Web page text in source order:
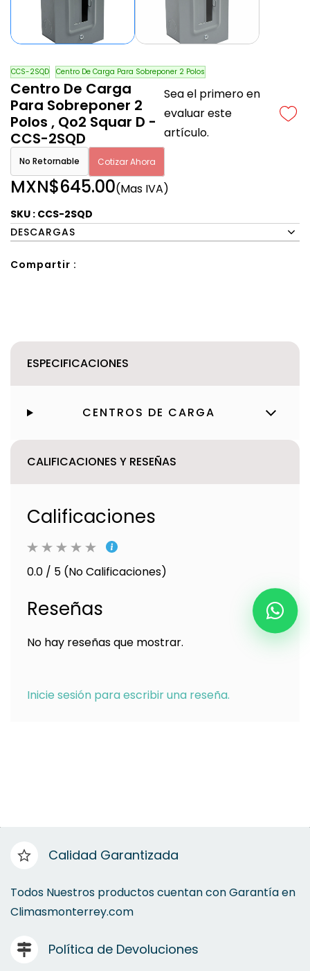
CCS-2SQD Centro De Carga Para Sobreponer 2 Polos
Centro De Carga
Para Sobreponer 2
Polos , Qo2 Squar D -
CCS-2SQD
Sea el primero en
evaluar este
artículo.
No Retornable Cotizar Ahora
MXN$645.00(Mas IVA)
SKU : CCS-2SQD
DESCARGAS
Compartir :
ESPECIFICACIONES
CENTROS DE CARGA
CALIFICACIONES Y RESEÑAS
Calificaciones
0.0 / 5 (No Calificaciones)
Reseñas
No hay reseñas que mostrar.
Inicie sesión para escribir una reseña.
Calidad Garantizada
Todos Nuestros productos cuentan con Garantía en
Climasmonterrey.com
Política de Devoluciones